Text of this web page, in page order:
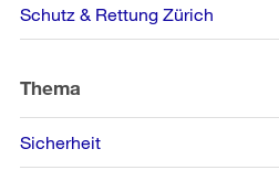
Informationen
Schutz & Rettung Zürich
Thema
Sicherheit